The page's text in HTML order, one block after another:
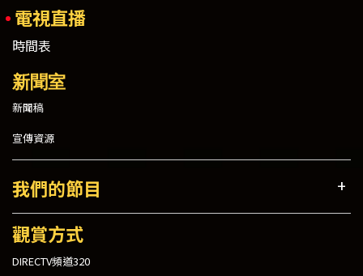
電視直播
時間表
新聞室
新聞稿
宣傳資源
我們的節目
觀賞方式
DIRECTV頻道320